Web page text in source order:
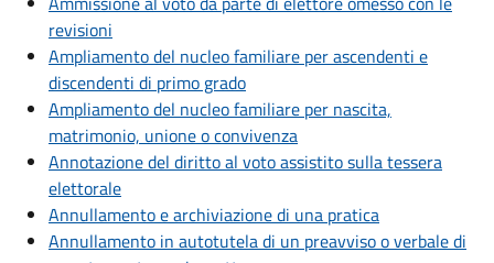
revisioni
Ampliamento del nucleo familiare per ascendenti e
discendenti di primo grado
Ampliamento del nucleo familiare per nascita,
matrimonio, unione o convivenza
Annotazione del diritto al voto assistito sulla tessera
elettorale
Annullamento e archiviazione di una pratica
Annullamento in autotutela di un preavviso o verbale di